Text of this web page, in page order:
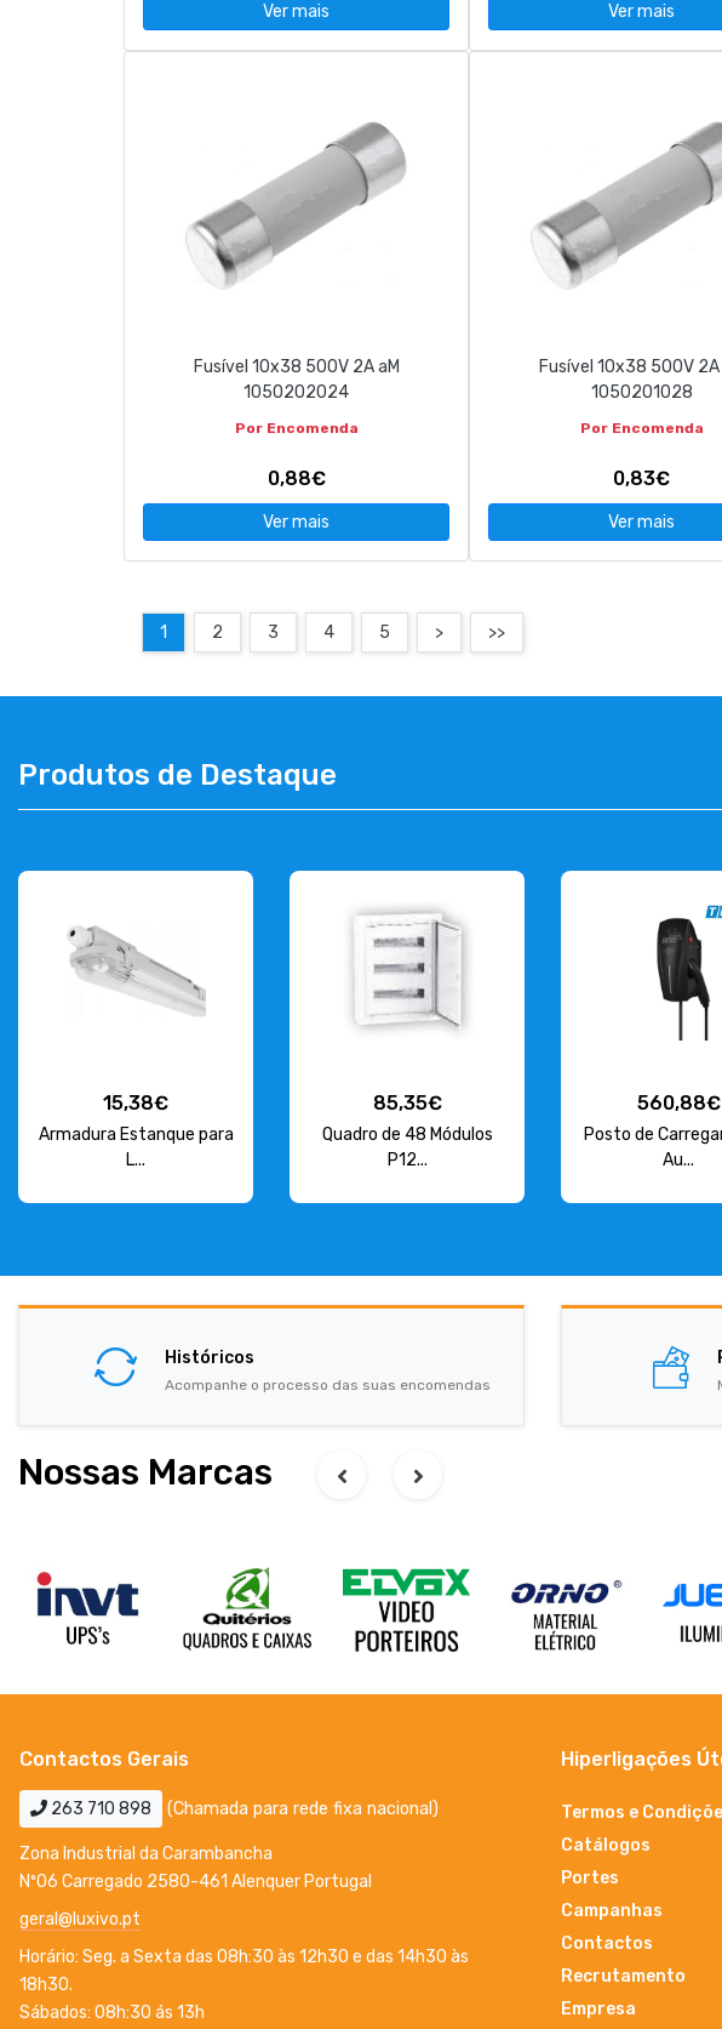
Ver mais Ver mais
Fusível 10x38 500V 2A aM
1050202024
Por Encomenda
0,88€
Ver mais
Fusível 10x38 500V 2A
1050201028
Por Encomenda
0,83€
Ver mais
1 2 3 4 5 > >>
Produtos de Destaque
15,38€
Armadura Estanque para
L...
85,35€
Quadro de 48 Módulos
P12...
560,88€
Posto de
Au...
Históricos
Acompanhe o processo das suas encomendas
Nossas Marcas
Contactos Gerais
263 710 898 (Chamada para rede fixa nacional)
Zona Industrial da Carambancha
Nº06 Carregado 2580-461 Alenquer Portugal
geral@luxivo.pt
Horário: Seg. a Sexta das 08h:30 às 12h30 e das 14h30 às
18h30.
Sábados: 08h:30 ás 13h
Hiperligações
Termos e
Catálogos
Portes
Campanhas
Contactos
Recrutamento
Empresa